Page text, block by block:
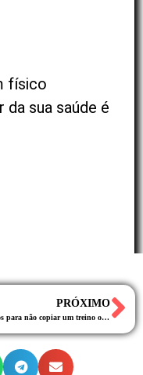
físico
sua saúde é
PRÓXIMO
10 motivos para não copiar um treino ou uma dieta da internet